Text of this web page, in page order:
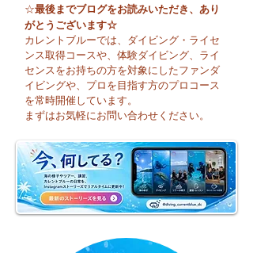
😊 海へ戻る第一歩！リ
フレッシュコース開催♪
☆最後までブログをお読みいただき、あり
がとうございます☆
カレントブルーでは、ダイビング・ライセ
ンス取得コースや、体験ダイビング、ライ
センスをお持ちの方を対象にしたファンダ
イビングや、プロを目指す方のプロコース
を常時開催しています。
まずはお気軽にお問い合わせください。